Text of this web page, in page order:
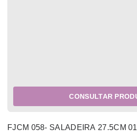
CONSULTAR
FJCM 058- SALADEIRA 27.5CM